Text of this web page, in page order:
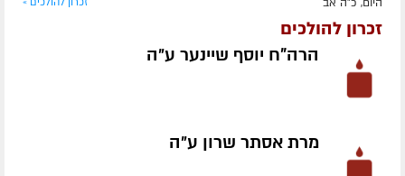
זכרון להולכים
הרה"ח יוסף שיינער ע״ה
מרת אסתר שרון ע״ה